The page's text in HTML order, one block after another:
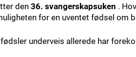
den 36. svangerskapsuken .
for en uventet fødsel om
underveis allerede har